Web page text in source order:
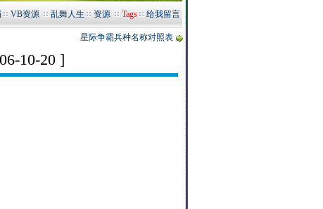
VB资源 乱舞人生 资源 Tags 给我留言
星际争霸兵种名称对照表
10-20 ]